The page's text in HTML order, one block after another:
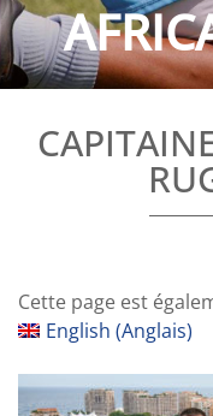
Cette page est
English (Anglais)